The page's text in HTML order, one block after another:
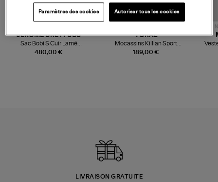
480,00 €
JEROME DREYFUSS
Sac Bobi S Cuir Lamé
Champagne
189,00 €
TORAL
Mocassins Killian Sport
Mousse
LIVRAISON GRATUITE
Paramètres des cookies Autoriser tous les cookies